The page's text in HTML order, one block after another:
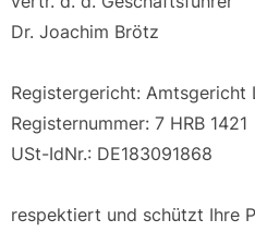
Dr. Joachim Brötz
Registergericht: Amtsgericht
Registernummer: 7 HRB 1421
USt-IdNr.: DE183091868
respektiert und schützt Ihre